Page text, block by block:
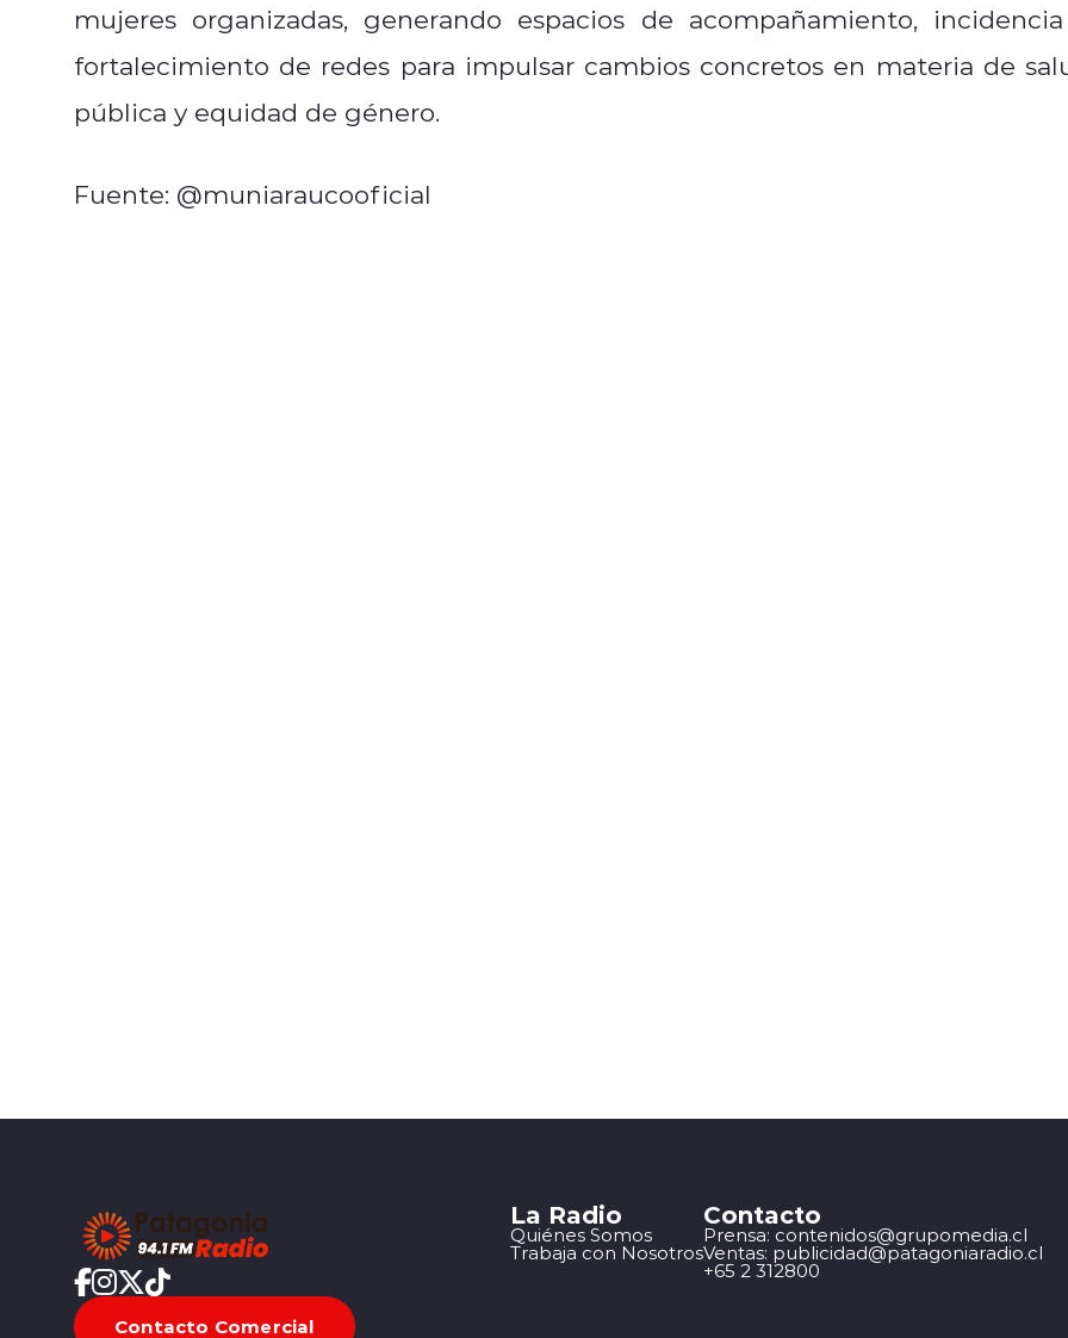
mujeres organizadas, generando espacios de acompañamiento,
fortalecimiento de redes para impulsar cambios concretos en materia de
pública y equidad de género.
Fuente: @muniaraucooficial
Contacto Comercial
La Radio
Quiénes Somos
Trabaja con Nosotros
Contacto
Prensa: contenidos@grupomedia.cl
Ventas: publicidad@patagoniaradio.cl
+65 2 312800